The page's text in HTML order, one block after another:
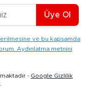
posta Adresiniz
Üye Ol
ve bu kapsamda
Aydınlatma metnini
- Google Gizlilik